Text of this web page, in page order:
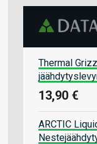
Thermal
13,90 €
ARCTIC